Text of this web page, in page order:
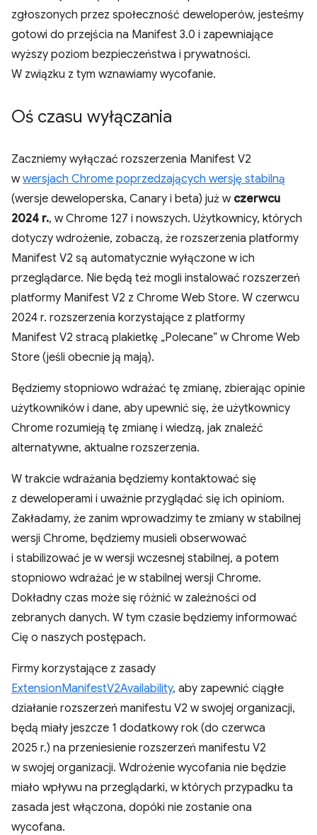
zgłoszonych przez społeczność deweloperów, jesteśmy
gotowi do przejścia na Manifest 3.0 i zapewniające
wyższy poziom bezpieczeństwa i prywatności.
W związku z tym wznawiamy wycofanie.
Oś czasu wyłączania
Zaczniemy wyłączać rozszerzenia Manifest V2
wwersjach Chrome poprzedzających wersję stabilną
(wersje deweloperska, Canary i beta) już w czerwcu
2024 r., w Chrome 127 i nowszych. Użytkownicy, których
dotyczy wdrożenie, zobaczą, że rozszerzenia platformy
Manifest V2 są automatycznie wyłączone w ich
przeglądarce. Nie będą też mogli instalować rozszerzeń
platformy Manifest V2 z Chrome Web Store. W czerwcu
2024 r. rozszerzenia korzystające z platformy
Manifest V2 stracą plakietkę „Polecane” w Chrome Web
Store (jeśli obecnie ją mają).
Będziemy stopniowo wdrażać tę zmianę, zbierając opinie
użytkowników i dane, aby upewnić się, że użytkownicy
Chrome rozumieją tę zmianę i wiedzą, jak znaleźć
alternatywne, aktualne rozszerzenia.
W trakcie wdrażania będziemy kontaktować się
z deweloperami i uważnie przyglądać się ich opiniom.
Zakładamy, że zanim wprowadzimy te zmiany w stabilnej
wersji Chrome, będziemy musieli obserwować
i stabilizować je w wersji wczesnej stabilnej, a potem
stopniowo wdrażać je w stabilnej wersji Chrome.
Dokładny czas może się różnić w zależności od
zebranych danych. W tym czasie będziemy informować
Cię o naszych postępach.
Firmy korzystające z zasady
ExtensionManifestV2Availability, aby zapewnić ciągłe
działanie rozszerzeń manifestu V2 w swojej organizacji,
będą miały jeszcze 1 dodatkowy rok (do czerwca
2025 r.) na przeniesienie rozszerzeń manifestu V2
w swojej organizacji. Wdrożenie wycofania nie będzie
miało wpływu na przeglądarki, w których przypadku ta
zasada jest włączona, dopóki nie zostanie ona
wycofana.